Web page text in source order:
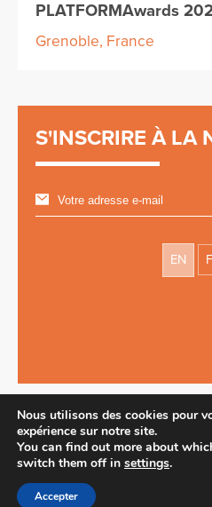
PLATFORMAwards
Grenoble, France
S'INSCRIRE À LA
EN
Webdesign &
Nous utilisons des cookies pour
expérience sur notre site.
You can find out more about
switch them off in settings.
Accepter